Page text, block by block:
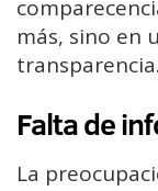
más, sino en
transparencia.
Falta de
La